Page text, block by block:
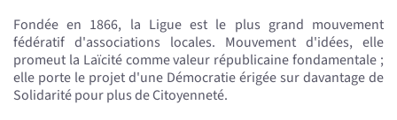
Fondée en 1866, la Ligue est le plus grand mouvement
fédératif d'associations locales. Mouvement d'idées, elle
promeut la Laïcité comme valeur républicaine fondamentale ;
elle porte le projet d'une Démocratie érigée sur davantage de
Solidarité pour plus de Citoyenneté.